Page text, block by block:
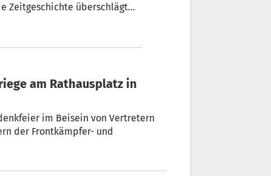
Zeitgeschichte überschlägt
im Beisein von Vertretern
der Frontkämpfer- und